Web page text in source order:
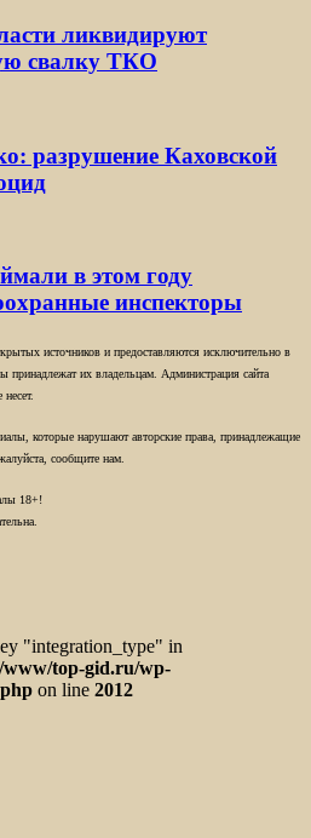
ликвидируют
свалку ТКО
разрушение Каховской
в этом году
инспекторы
источников и предоставляются исключительно в
принадлежат их владельцам. Администрация сайта
несет.
которые нарушают авторские права, принадлежащие
сообщите нам.
18+!
"integration_type" in
www/top-gid.ru/wp-
on line 2012